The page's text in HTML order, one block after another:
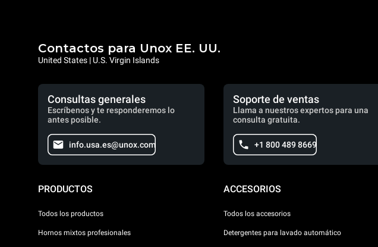
Contactos para Unox EE. UU.
United States | U.S. Virgin Islands
Consultas generales
Escríbenos y te responderemos lo
antes posible.
info.usa.es@unox.com
Soporte de ventas
Llama a nuestros expertos para una
consulta gratuita.
+1 800 489 8669
PRODUCTOS
Todos los productos
Hornos mixtos profesionales
ACCESORIOS
Todos los accesorios
Detergentes para lavado automático